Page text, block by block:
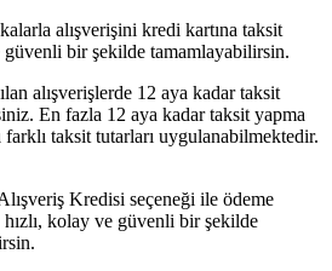
alışverişini kredi kartına taksit
güvenli bir şekilde tamamlayabilirsin.
alışverişlerde 12 aya kadar taksit
En fazla 12 aya kadar taksit yapma
farklı taksit tutarları uygulanabilmektedir.
Kredisi seçeneği ile ödeme
hızlı, kolay ve güvenli bir şekilde